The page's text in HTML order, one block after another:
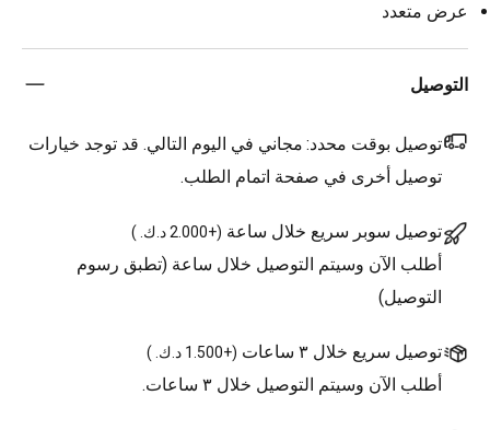
عرض متعدد
التوصيل
توصيل بوقت محدد: مجاني في اليوم التالي. قد توجد خيارات
توصيل أخرى في صفحة اتمام الطلب.
توصيل سوبر سريع خلال ساعة (+2.000 د.ك. )
أطلب الآن وسيتم التوصيل خلال ساعة (تطبق رسوم
التوصيل)
توصيل سريع خلال ٣ ساعات (+1.500 د.ك. )
أطلب الآن وسيتم التوصيل خلال ٣ ساعات.